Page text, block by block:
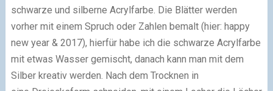
schwarze und silberne Acrylfarbe. Die Blätter werden
vorher mit einem Spruch oder Zahlen bemalt (hier: happy
new year & 2017), hierfür habe ich die schwarze Acrylfarbe
mit etwas Wasser gemischt, danach kann man mit dem
Silber kreativ werden. Nach dem Trocknen in